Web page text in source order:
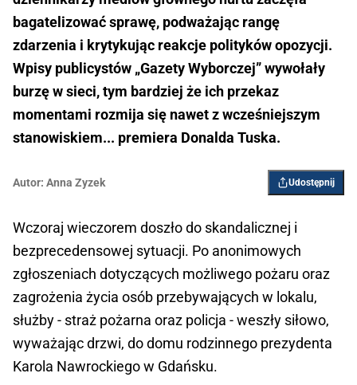
bagatelizować sprawę, podważając rangę
zdarzenia i krytykując reakcje polityków opozycji.
Wpisy publicystów „Gazety Wyborczej” wywołały
burzę w sieci, tym bardziej że ich przekaz
momentami rozmija się nawet z wcześniejszym
stanowiskiem... premiera Donalda Tuska.
Autor: Anna Zyzek Udostępnij
Wczoraj wieczorem doszło do skandalicznej i
bezprecedensowej sytuacji. Po anonimowych
zgłoszeniach dotyczących możliwego pożaru oraz
zagrożenia życia osób przebywających w lokalu,
służby - straż pożarna oraz policja - weszły siłowo,
wyważając drzwi, do domu rodzinnego prezydenta
Karola Nawrockiego w Gdańsku.